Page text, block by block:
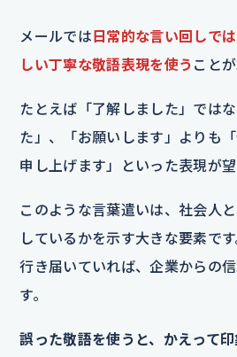
メールでは日常的な言い回しで
しい丁寧な敬語表現を使う こと
たとえば「了解しました」では
た」、「お願いします」よりも
申し上げます」といった表現が望
このような言葉遣いは、社会人
しているかを示す大きな要素で
行き届いていれば、企業からの
す。
誤った敬語を使うと、かえって